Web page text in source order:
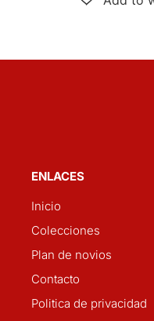
ENLACES
Inicio
Colecciones
Plan de novios
Contacto
Politica de privacidad